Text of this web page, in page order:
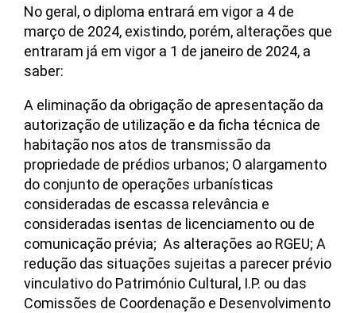
No geral, o diploma entrará em vigor a 4 de
março de 2024, existindo, porém, alterações que
entraram já em vigor a 1 de janeiro de 2024, a
saber:
A eliminação da obrigação de apresentação da
autorização de utilização e da ficha técnica de
habitação nos atos de transmissão da
propriedade de prédios urbanos; O alargamento
do conjunto de operações urbanísticas
consideradas de escassa relevância e
consideradas isentas de licenciamento ou de
comunicação prévia; As alterações ao RGEU; A
redução das situações sujeitas a parecer prévio
vinculativo do Património Cultural, I.P. ou das
Comissões de Coordenação e Desenvolvimento